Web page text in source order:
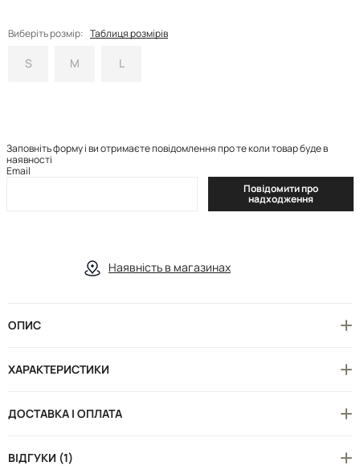
Виберіть розмір: Таблиця розмірів
S M L
Заповніть форму і ви отримаєте повідомлення про те коли товар буде в
наявності
Email
Повідомити про
надходження
Наявність в магазинах
ОПИС
ХАРАКТЕРИСТИКИ
ДОСТАВКА І ОПЛАТА
ВІДГУКИ (1)